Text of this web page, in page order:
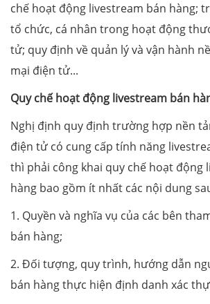
chế hoạt động livestream bán hàng;
tổ chức, cá nhân trong hoạt động
tử; quy định về quản lý và vận hành
mại điện tử...
Quy chế hoạt động livestream bán
Nghị định quy định trường hợp nền
điện tử có cung cấp tính năng
thì phải công khai quy chế hoạt động
hàng bao gồm ít nhất các nội dung
1. Quyền và nghĩa vụ của các bên
bán hàng;
2. Đối tượng, quy trình, hướng dẫn
bán hàng thực hiện định danh xác